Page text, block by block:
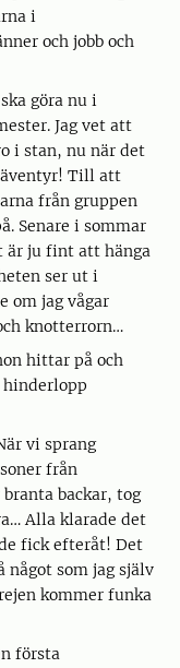
i
och jobb och
göra nu i
Jag vet att
i stan, nu när det
äventyr! Till att
från gruppen
Senare i sommar
är ju fint att hänga
ser ut i
om jag vågar
knotterrorn…
hittar på och
vi sprang
från
backar, tog
Alla klarade det
fick efteråt! Det
något som jag själv
kommer funka
första